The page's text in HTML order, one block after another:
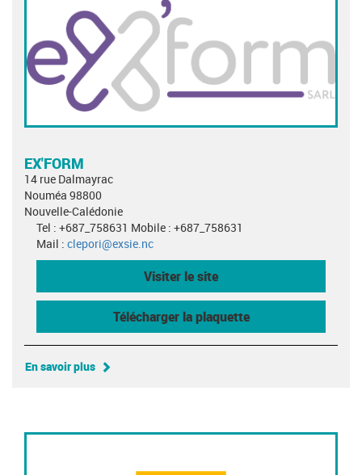
EX'FORM
14 rue Dalmayrac
Nouméa 98800
Nouvelle-Calédonie
Tel : +687_758631 Mobile : +687_758631
Mail : clepori@exsie.nc
Visiter le site
Télécharger la plaquette
En savoir plus